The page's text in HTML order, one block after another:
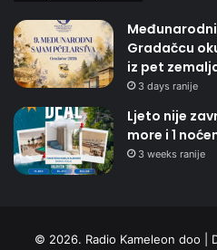
Gradačcu
iz pet
3 days ranije
Ljeto nije
more i 1
3 weeks ranije
© 2026. Radio Kameleon doo |